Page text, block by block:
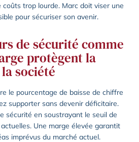
trop lourde. Marc doit viser une
pour sécuriser son avenir.
de sécurité comme
protègent la
société
le pourcentage de baisse de chiffre
supporter sans devenir déficitaire.
sécurité en soustrayant le seuil de
Une marge élevée garantit
imprévus du marché actuel.